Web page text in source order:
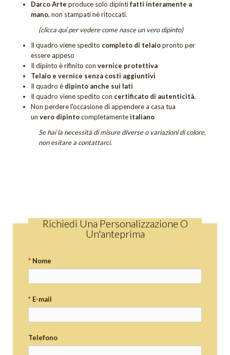
Quadri Sogno
Quadri Tramonti
Quadri Unici
Tutti i quadri figurativi
QUADRI UNICI
DIPINTI SACRI
Quadri Calle
Darco Arte produce solo dipintifatti interamente a
mano, non stampati nè ritoccati.
(clicca qui per vedere come nasce un vero dipinto)
Il quadro viene spedito completo di telaiopronto per
essere appeso
Il dipinto è rifinito con vernice protettiva
Telaio e vernice senza costi aggiuntivi
Il quadro è dipinto anche sui lati
Il quadro viene spedito con certificato di autenticità.
Non perderel'occasione di appendere a casa tua
un vero dipintocompletamenteitaliano
Se hai la necessità di misure diverse o variazioni di colore,
non esitare a contattarci.
Richiedi Una Personalizzazione O
Un'anteprima
* Nome
* E-mail
Telefono